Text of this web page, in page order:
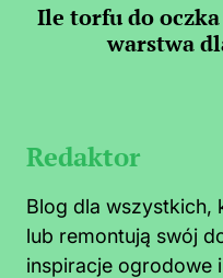
Ile torfu do
warstwa
Redaktor
Blog dla wszystkich,
lub remontują swój
inspiracje ogrodowe